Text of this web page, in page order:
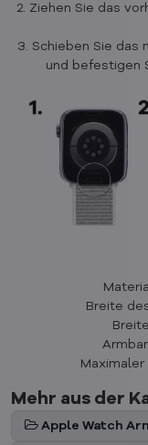
2. Ziehen Sie das
3. Schieben Sie das
und befestigen
Breite
Mehr aus der
Apple Watch